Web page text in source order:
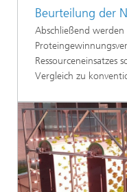
Beurteilung der
Abschließend
Ressourceneinsatzes
Vergleich zu